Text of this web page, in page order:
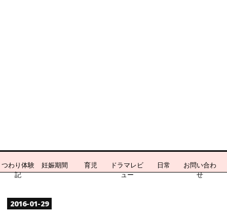
つわり体験
記
妊娠初
期
妊娠中
期
妊娠後
期
妊娠期間
対策
育児
ドラマレビ
ュー
日常
お問い合わ
せ
2016-01-29